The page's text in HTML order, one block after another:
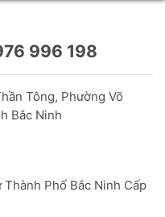
996 198
Tông, Phường Võ
Bắc Ninh
Thành Phố Bắc Ninh Cấp